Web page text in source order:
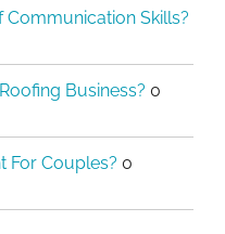
Communication Skills?
Business? 0
For Couples? 0